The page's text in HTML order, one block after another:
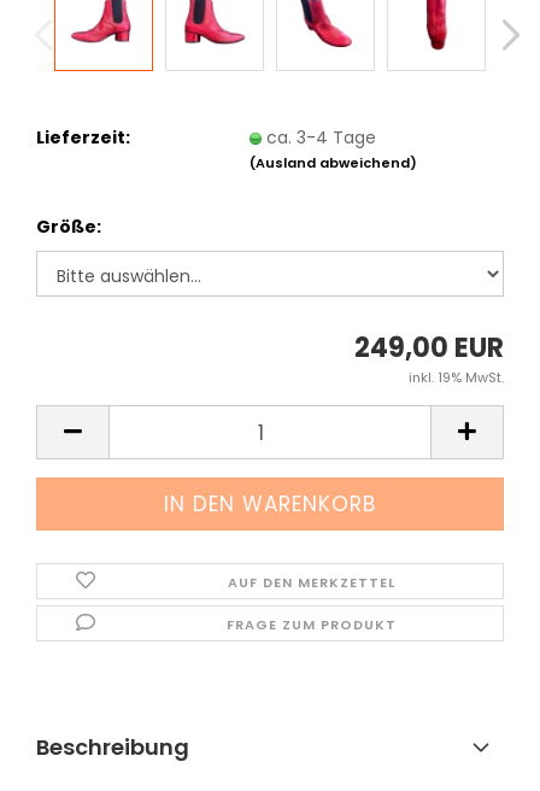
Lieferzeit: ca. 3-4 Tage
(Ausland abweichend)
Größe:
249,00 EUR
inkl. 19% MwSt.
AUF DEN MERKZETTEL
FRAGE ZUM PRODUKT
Beschreibung